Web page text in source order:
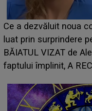
HOROSCOP 7
perioadă marcată de
din toate părțile, iar o
peste cap